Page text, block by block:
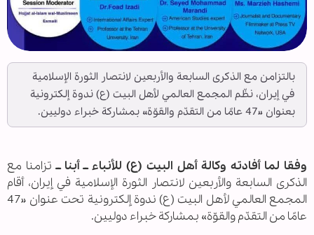
بالتزامن مع الذكرى السابعة والأربعين لانتصار الثورة الإسلامية
في إيران، نظّم المجمع العالمي لأهل البيت (ع) ندوة إلكترونية
بعنوان «47 عامًا من التقدّم والقوّة» بمشاركة خبراء دوليين.
وفقا لما أفادته وكالة أهل البيت (ع) للأنباء ــ أبنا ــتزامنا مع
الذكرى السابعة والأربعين لانتصار الثورة الإسلامية في إيران، أقام
المجمع العالمي لأهل البيت (ع) ندوة إلكترونية تحت عنوان «47
عامًا من التقدّم والقوّة» بمشاركة خبراء دوليين.